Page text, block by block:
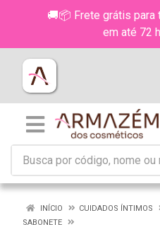
🚚📦 Frete grátis para
em até 72
INÍCIO
CUIDADOS ÍNTIMOS
SABONETE